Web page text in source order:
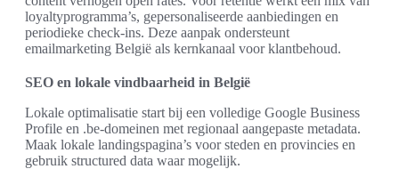
loyaltyprogramma’s, gepersonaliseerde aanbiedingen en
periodieke check-ins. Deze aanpak ondersteunt
emailmarketing België als kernkanaal voor klantbehoud.
SEO en lokale vindbaarheid in België
Lokale optimalisatie start bij een volledige Google Business
Profile en .be-domeinen met regionaal aangepaste metadata.
Maak lokale landingspagina’s voor steden en provincies en
gebruik structured data waar mogelijk.